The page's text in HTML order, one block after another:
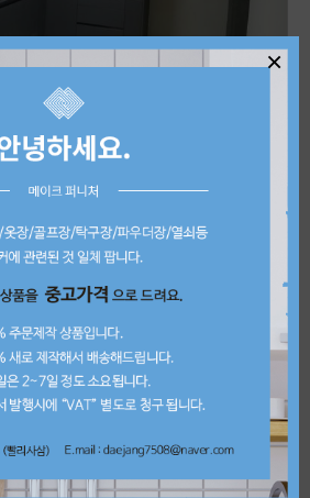
UV무광 그레이 ㄱ자 씽크대
상담문의
×